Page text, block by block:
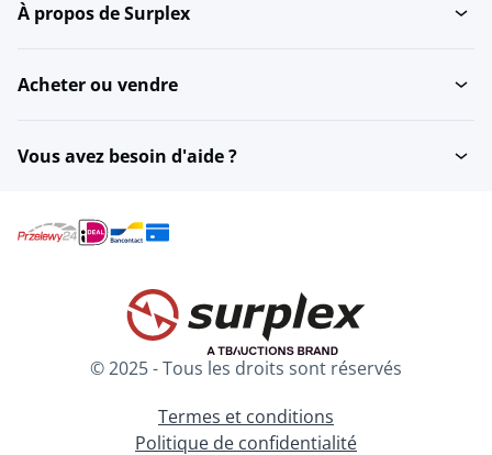
À propos de Surplex
Acheter ou vendre
Vous avez besoin d'aide ?
© 2025 - Tous les droits sont réservés
Termes et conditions
Politique de confidentialité